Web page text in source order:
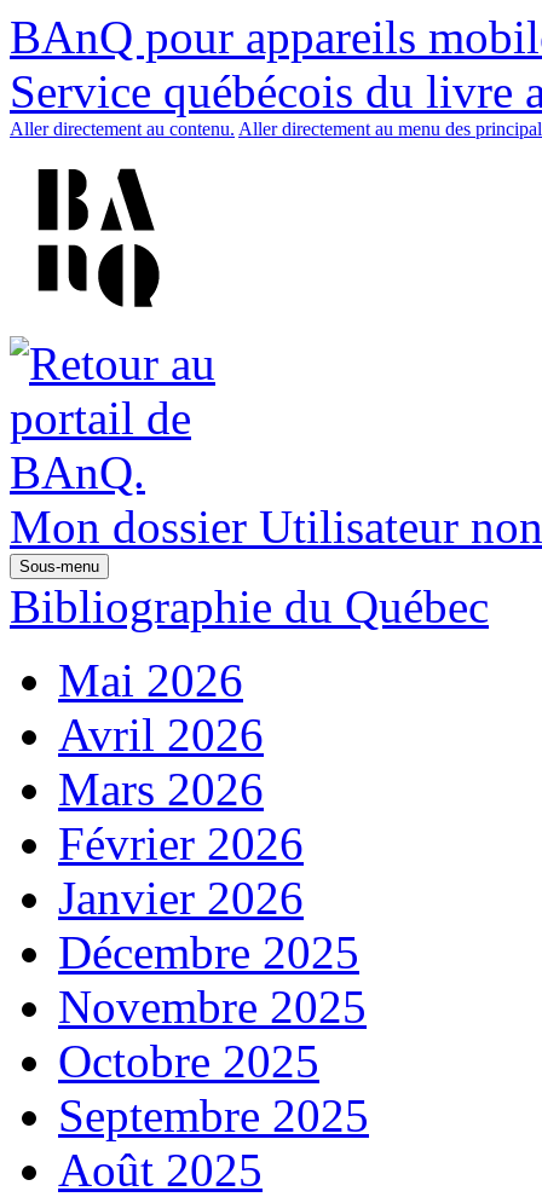
BAnQ pour appareils
Service québécois du livre
Aller directement au contenu. Aller directement au menu des
Mon dossier Utilisateur
Sous-menu
Bibliographie du Québec
Mai 2026
Avril 2026
Mars 2026
Février 2026
Janvier 2026
Décembre 2025
Novembre 2025
Octobre 2025
Septembre 2025
Août 2025